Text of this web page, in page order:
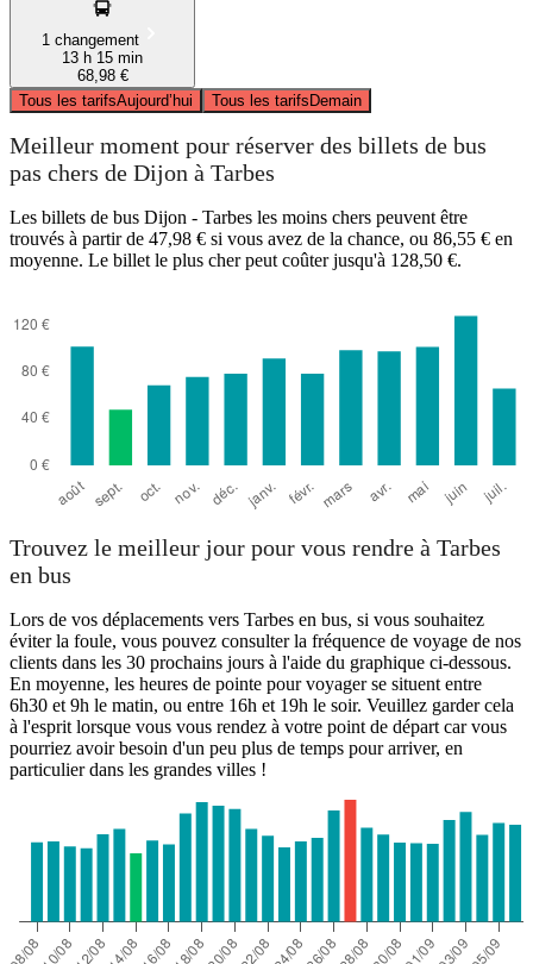
1 changement
13 h 15 min
68,98 €
Tous les tarifsAujourd’hui Tous les tarifsDemain
Meilleur moment pour réserver des billets de bus
pas chers de Dijon à Tarbes
Les billets de bus Dijon - Tarbes les moins chers peuvent être
trouvés à partir de 47,98 € si vous avez de la chance, ou 86,55 € en
moyenne. Le billet le plus cher peut coûter jusqu'à 128,50 €.
Trouvez le meilleur jour pour vous rendre à Tarbes
en bus
Lors de vos déplacements vers Tarbes en bus, si vous souhaitez
éviter la foule, vous pouvez consulter la fréquence de voyage de nos
clients dans les 30 prochains jours à l'aide du graphique ci-dessous.
En moyenne, les heures de pointe pour voyager se situent entre
6h30 et 9h le matin, ou entre 16h et 19h le soir. Veuillez garder cela
à l'esprit lorsque vous vous rendez à votre point de départ car vous
pourriez avoir besoin d'un peu plus de temps pour arriver, en
particulier dans les grandes villes !